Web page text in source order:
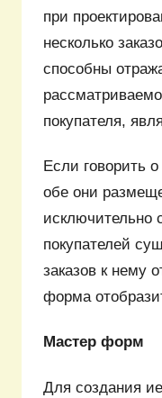
при
несколько
способны
покупателя,
Если говорить
обе они
исключительно
покупателей
заказов к нему
форма
Мастер форм
Для создания